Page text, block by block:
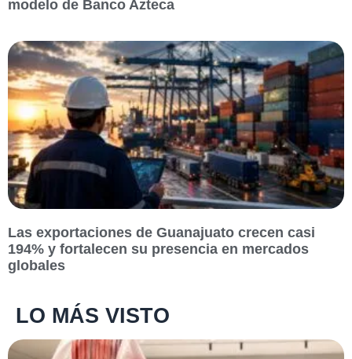
modelo de Banco Azteca
Las exportaciones de Guanajuato crecen casi
194% y fortalecen su presencia en mercados
globales
LO MÁS VISTO